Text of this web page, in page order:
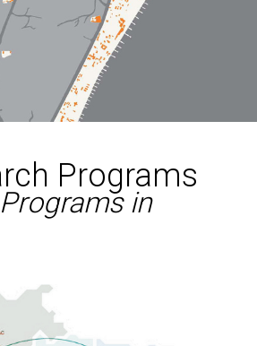
Programs
in